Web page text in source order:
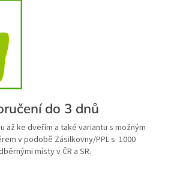
do 3 dnů
až ke dveřím a také variantu s možným
v podobě Zásilkovny/PPL s 1000
místy v ČR a SR.